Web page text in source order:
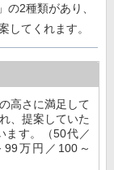
の2種類があり、
してくれます。
高さに満足して
、提案していた
ます。（50代／
万円／100～